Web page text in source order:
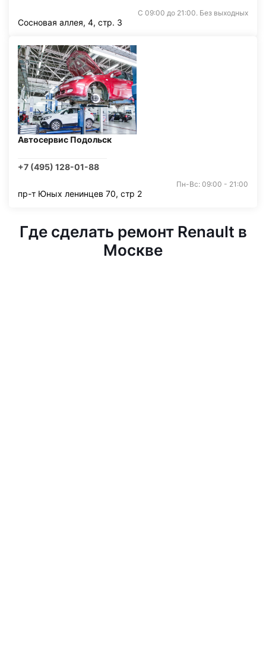
С 09:00 до 21:00. Без выходных
Сосновая аллея, 4, стр. 3
Автосервис Подольск
+7 (495) 128-01-88
Пн-Вс: 09:00 - 21:00
пр-т Юных ленинцев 70, стр 2
Где сделать ремонт Renault в
Москве